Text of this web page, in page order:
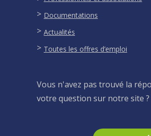
Documentations
Actualités
Toutes les offres d’emploi
Vous n'avez pas trouvé la
votre question sur notre site ?